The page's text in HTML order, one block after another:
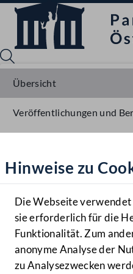
Hilfe
Benutzer
Navigationsmenü
MENÜ
Hinweise zu
Die Webseite verwendet
sie erforderlich für die
Funktionalität. Zum
anonyme Analyse der
zu Analysezwecken
Übersicht
Veröffentlichungen und
Parlamentarisches
Beschlüsse